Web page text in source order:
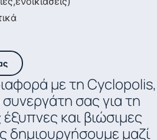
με τη Cyclopolis,
σας για τη
και βιώσιμες
δημιουργήσουμε μαζί